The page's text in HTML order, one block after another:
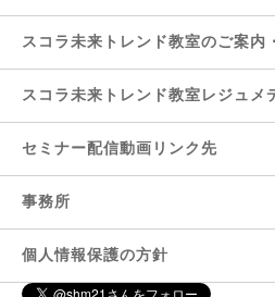
スコラ未来トレンド教室のご案内
スコラ未来トレンド教室レジュメ
セミナー配信動画リンク先
事務所
個人情報保護の方針